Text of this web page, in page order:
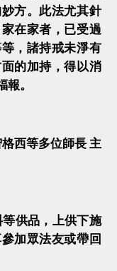
方。此法尤其針
在家者，已受過
，諸持戒未淨有
的加持，得以消
。
西等多位師長 主
供品，上供下施
加眾法友或帶回